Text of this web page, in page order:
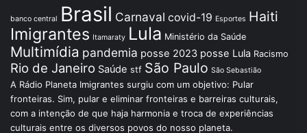
banco central Brasil Carnaval covid-19 Esportes Haiti
Imigrantes Itamaraty Lula Ministério da Saúde
Multimídia pandemia posse 2023 posse Lula Racismo
Rio de Janeiro Saúde stf São Paulo São Sebastião
A Rádio Planeta Imigrantes surgiu com um objetivo: Pular
fronteiras. Sim, pular e eliminar fronteiras e barreiras culturais,
com a intenção de que haja harmonia e troca de experiências
culturais entre os diversos povos do nosso planeta.